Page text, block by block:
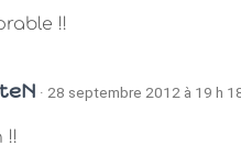
!!
· 28 septembre 2012 à 19 h
!!